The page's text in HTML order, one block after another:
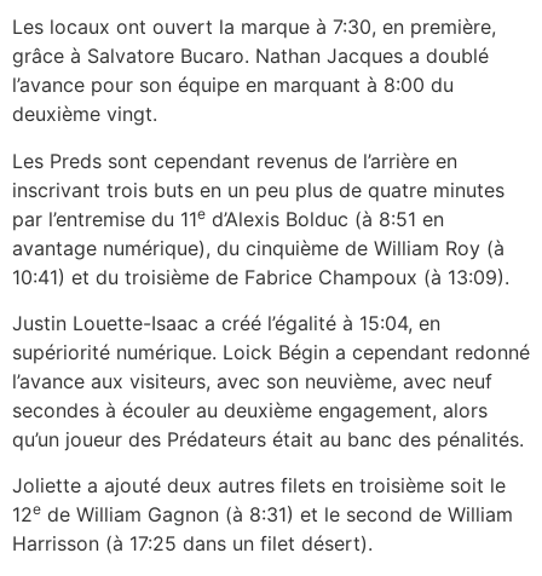
Les locaux ont ouvert la marque à 7:30, en première,
grâce à Salvatore Bucaro. Nathan Jacques a doublé
l’avance pour son équipe en marquant à 8:00 du
deuxième vingt.
Les Preds sont cependant revenus de l’arrière en
inscrivant trois buts en un peu plus de quatre minutes
par l’entremise du 11e d’Alexis Bolduc (à 8:51 en
avantage numérique), du cinquième de William Roy (à
10:41) et du troisième de Fabrice Champoux (à 13:09).
Justin Louette-Isaac a créé l’égalité à 15:04, en
supériorité numérique. Loick Bégin a cependant redonné
l’avance aux visiteurs, avec son neuvième, avec neuf
secondes à écouler au deuxième engagement, alors
qu’un joueur des Prédateurs était au banc des pénalités.
Joliette a ajouté deux autres filets en troisième soit le
12e de William Gagnon (à 8:31) et le second de William
Harrisson (à 17:25 dans un filet désert).